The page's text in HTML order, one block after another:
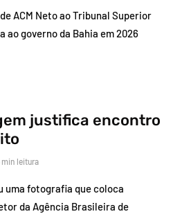
ACM Neto ao Tribunal Superior
ao governo da Bahia em 2026
justifica encontro
min leitura
uma fotografia que coloca
da Agência Brasileira de